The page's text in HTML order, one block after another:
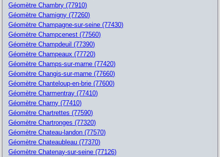
Géomètre Chambry (77910)
Géomètre Chamigny (77260)
Géomètre Champagne-sur-seine (77430)
Géomètre Champcenest (77560)
Géomètre Champdeuil (77390)
Géomètre Champeaux (77720)
Géomètre Champs-sur-marne (77420)
Géomètre Changis-sur-marne (77660)
Géomètre Chanteloup-en-brie (77600)
Géomètre Charmentray (77410)
Géomètre Charny (77410)
Géomètre Chartrettes (77590)
Géomètre Chartronges (77320)
Géomètre Chateau-landon (77570)
Géomètre Chateaubleau (77370)
Géomètre Chatenay-sur-seine (77126)